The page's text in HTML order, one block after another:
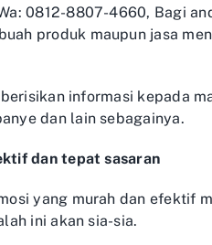
0812-8807-4660, Bagi
produk maupun jasa
informasi kepada
dan lain sebagainya.
dan tepat sasaran
yang murah dan efektif
ini akan sia-sia.